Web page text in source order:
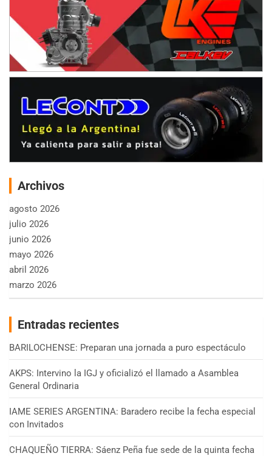
Archivos
agosto 2026
julio 2026
junio 2026
mayo 2026
abril 2026
marzo 2026
Entradas recientes
BARILOCHENSE: Preparan una jornada a puro espectáculo
AKPS: Intervino la IGJ y oficializó el llamado a Asamblea
General Ordinaria
IAME SERIES ARGENTINA: Baradero recibe la fecha especial
con Invitados
CHAQUEÑO TIERRA: Sáenz Peña fue sede de la quinta fecha